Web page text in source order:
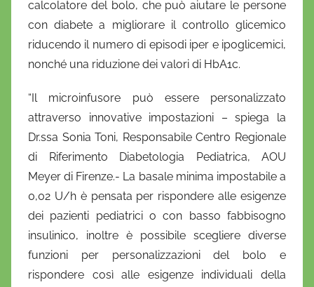
calcolatore del bolo, che può aiutare le persone
con diabete a migliorare il controllo glicemico
riducendo il numero di episodi iper e ipoglicemici,
nonché una riduzione dei valori di HbA1c.
“Il microinfusore può essere personalizzato
attraverso innovative impostazioni – spiega la
Dr.ssa Sonia Toni, Responsabile Centro Regionale
di Riferimento Diabetologia Pediatrica, AOU
Meyer di Firenze.- La basale minima impostabile a
0,02 U/h è pensata per rispondere alle esigenze
dei pazienti pediatrici o con basso fabbisogno
insulinico, inoltre è possibile scegliere diverse
funzioni per personalizzazioni del bolo e
rispondere così alle esigenze individuali della